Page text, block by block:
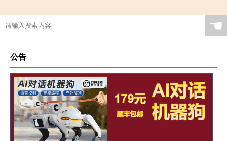
☚
公告